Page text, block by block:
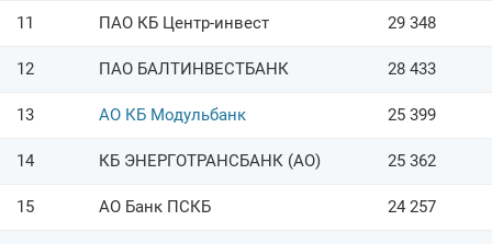
11 ПАО КБ Центр-инвест 29 348
12 ПАО БАЛТИНВЕСТБАНК 28 433
13 АО КБ Модульбанк 25 399
14 КБ ЭНЕРГОТРАНСБАНК (АО) 25 362
15 АО Банк ПСКБ 24 257